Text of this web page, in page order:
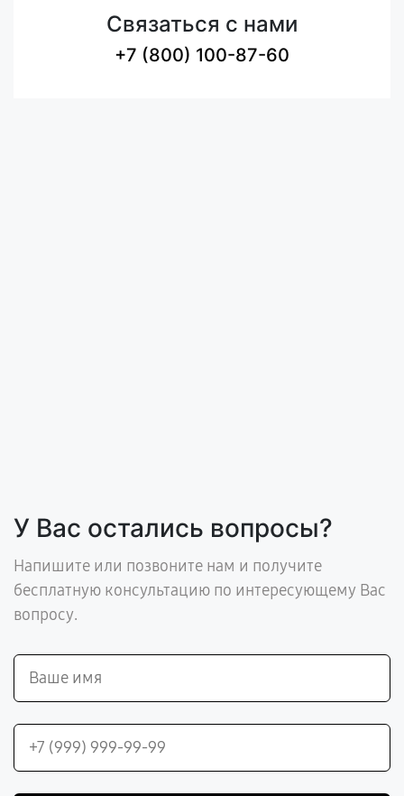
Связаться с нами
+7 (800) 100-87-60
У Вас остались вопросы?
Напишите или позвоните нам и получите
бесплатную консультацию по интересующему Вас
вопросу.